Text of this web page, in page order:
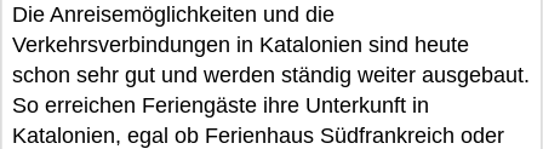
Die Anreisemöglichkeiten und die
Verkehrsverbindungen in Katalonien sind heute
schon sehr gut und werden ständig weiter ausgebaut.
So erreichen Feriengäste ihre Unterkunft in
Katalonien, egal ob Ferienhaus Südfrankreich oder